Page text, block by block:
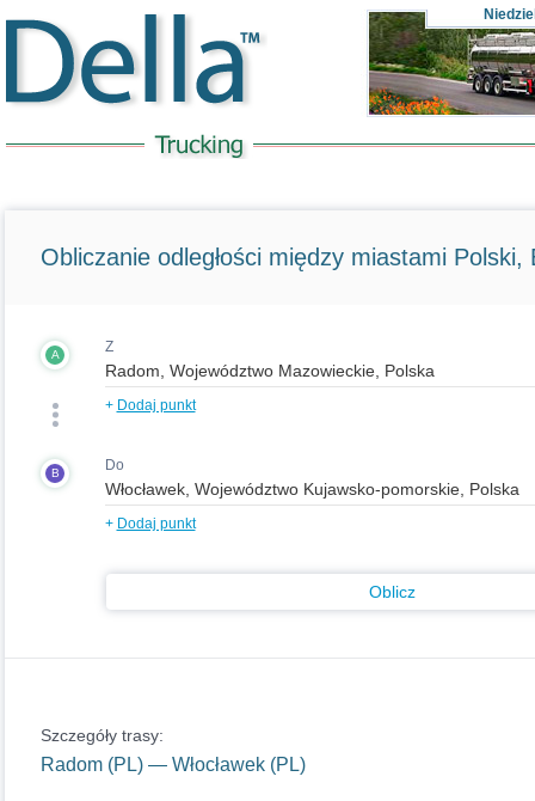
Obliczanie odległości między miastami Polski,
A Z
+ Dodaj punkt
B Do
+ Dodaj punkt
Oblicz
Szczegóły trasy:
Radom (PL) — Włocławek (PL)